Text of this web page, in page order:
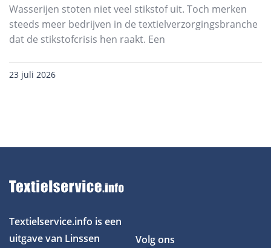
Wasserijen stoten niet veel stikstof uit. Toch merken
steeds meer bedrijven in de textielverzorgingsbranche
dat de stikstofcrisis hen raakt. Een
23 juli 2026
Textielservice.info is een
uitgave van Linssen
Volg ons